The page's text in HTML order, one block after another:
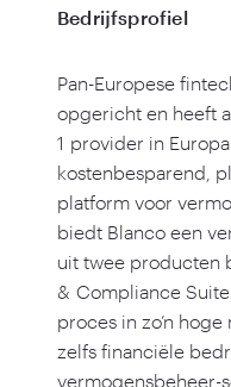
Bedrijfsprofiel
Pan-Europese
opgericht en heeft
1 provider in
kostenbesparend,
platform voor
biedt Blanco een
uit twee producten
& Compliance
proces in zo’n
zelfs financiële
vermogensbeheer-